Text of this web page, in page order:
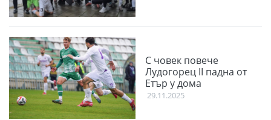
С човек повече
Лудогорец II падна от
Етър у дома
29.11.2025